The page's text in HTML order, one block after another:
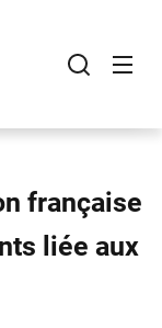
française
liée aux